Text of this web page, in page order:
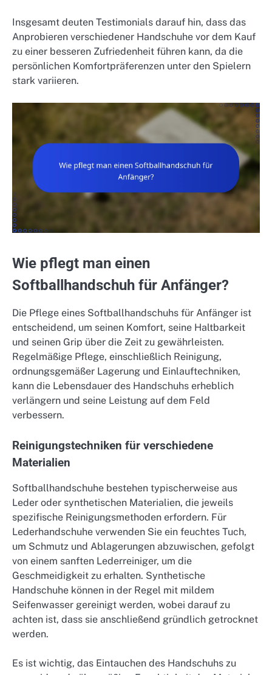
Insgesamt deuten Testimonials darauf hin, dass das
Anprobieren verschiedener Handschuhe vor dem Kauf
zu einer besseren Zufriedenheit führen kann, da die
persönlichen Komfortpräferenzen unter den Spielern
stark variieren.
Wie pflegt man einen
Softballhandschuh für Anfänger?
Die Pflege eines Softballhandschuhs für Anfänger ist
entscheidend, um seinen Komfort, seine Haltbarkeit
und seinen Grip über die Zeit zu gewährleisten.
Regelmäßige Pflege, einschließlich Reinigung,
ordnungsgemäßer Lagerung und Einlauftechniken,
kann die Lebensdauer des Handschuhs erheblich
verlängern und seine Leistung auf dem Feld
verbessern.
Reinigungstechniken für verschiedene
Materialien
Softballhandschuhe bestehen typischerweise aus
Leder oder synthetischen Materialien, die jeweils
spezifische Reinigungsmethoden erfordern. Für
Lederhandschuhe verwenden Sie ein feuchtes Tuch,
um Schmutz und Ablagerungen abzuwischen, gefolgt
von einem sanften Lederreiniger, um die
Geschmeidigkeit zu erhalten. Synthetische
Handschuhe können in der Regel mit mildem
Seifenwasser gereinigt werden, wobei darauf zu
achten ist, dass sie anschließend gründlich getrocknet
werden.
Es ist wichtig, das Eintauchen des Handschuhs zu